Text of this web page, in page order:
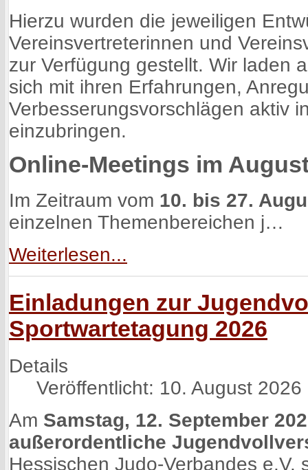
Hierzu wurden die jeweiligen
Vereinsvertreterinnen und
zur Verfügung gestellt. Wir laden
sich mit ihren Erfahrungen,
Verbesserungsvorschlägen aktiv
einzubringen.
Online-Meetings im
Im Zeitraum vom 10. bis 27.
einzelnen Themenbereichen j…
Weiterlesen...
Einladungen zur
Sportwartetagung 2026
Details
Veröffentlicht: 10. August 2026
Am Samstag, 12. September
außerordentliche
Hessischen Judo-Verbandes e.V.